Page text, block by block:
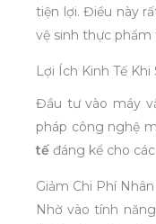
tiện lợi. Điều này
vệ sinh thực
Lợi Ích Kinh Tế
Đầu tư vào máy
pháp công nghệ
tế đáng kể cho
Giảm Chi Phí
Nhờ vào tính